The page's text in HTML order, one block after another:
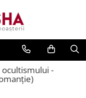
ocultismului -